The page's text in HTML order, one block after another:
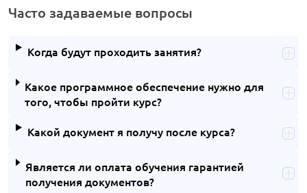
Часто задаваемые вопросы
Когда будут проходить занятия?
Какое программное обеспечение нужно для
того, чтобы пройти курс?
Какой документ я получу после курса?
Является ли оплата обучения гарантией
получения документов?